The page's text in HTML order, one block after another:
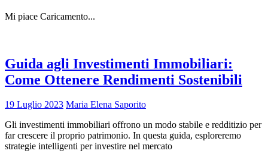
Mi piace Caricamento...
Guida agli Investimenti Immobiliari:
Come Ottenere Rendimenti Sostenibili
19 Luglio 2023 Maria Elena Saporito
Gli investimenti immobiliari offrono un modo stabile e redditizio per
far crescere il proprio patrimonio. In questa guida, esploreremo
strategie intelligenti per investire nel mercato